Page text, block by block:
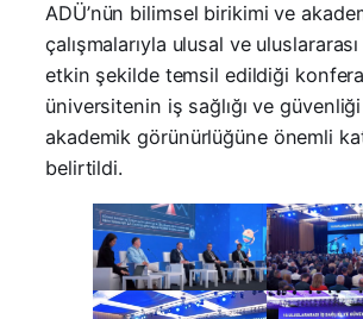
ADÜ’nün bilimsel birikimi ve
çalışmalarıyla ulusal ve
etkin şekilde temsil edildiği
üniversitenin iş sağlığı ve
akademik görünürlüğüne önemli
belirtildi.